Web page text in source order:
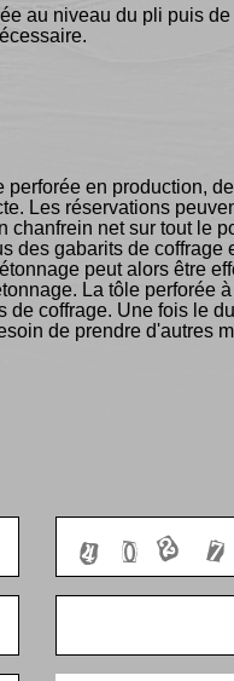
au niveau du pli puis
en production,
Les réservations
net sur tout le
des gabarits de coffrage
peut alors être
La tôle perforée
coffrage. Une fois le
de prendre d'autres